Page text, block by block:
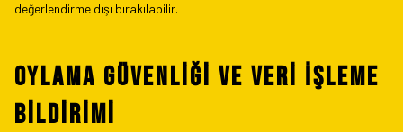
değerlendirme dışı bırakılabilir.
Oylama Güvenliği ve Veri İşleme
Bildirimi